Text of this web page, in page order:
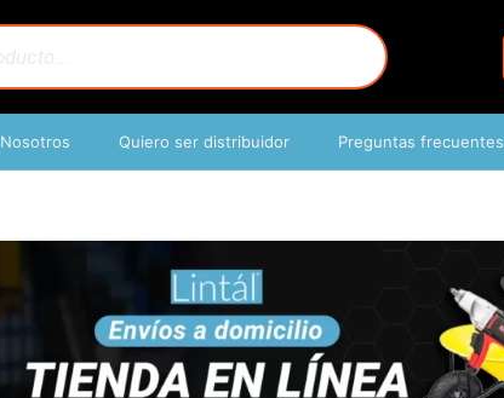
Nosotros Quiero ser distribuidor Preguntas frecuentes